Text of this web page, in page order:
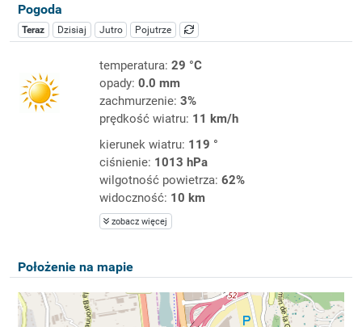
Pogoda
Teraz Dzisiaj Jutro Pojutrze
temperatura: 29 °C
opady: 0.0 mm
zachmurzenie: 3%
prędkość wiatru: 11 km/h
kierunek wiatru: 119 °
ciśnienie: 1013 hPa
wilgotność powietrza: 62%
widoczność: 10 km
zobacz więcej
Położenie na mapie